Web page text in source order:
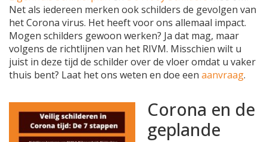
Net als iedereen merken ook schilders de gevolgen van
het Corona virus. Het heeft voor ons allemaal impact.
Mogen schilders gewoon werken? Ja dat mag, maar
volgens de richtlijnen van het RIVM. Misschien wilt u
juist in deze tijd de schilder over de vloer omdat u vaker
thuis bent? Laat het ons weten en doe een aanvraag.
Corona en de
geplande